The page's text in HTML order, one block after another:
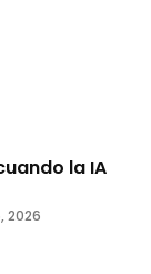
la IA
2026